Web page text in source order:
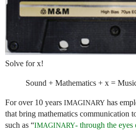
Solve for x!
Sound + Mathematics + x =
For over 10 years IMAGINARY has
that bring mathematics communication
such as “IMAGINARY- through the eyes